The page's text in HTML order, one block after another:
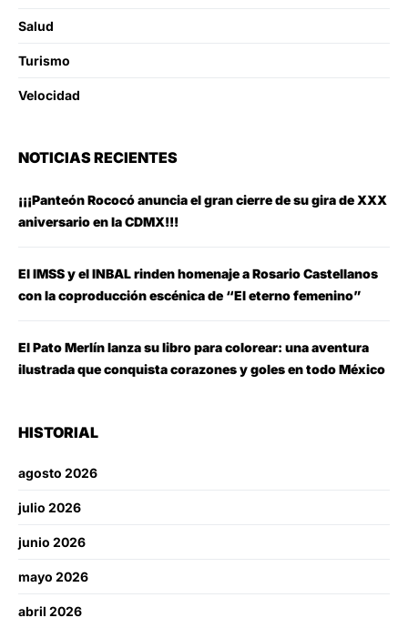
Salud
Turismo
Velocidad
NOTICIAS RECIENTES
¡¡¡Panteón Rococó anuncia el gran cierre de su gira de XXX
aniversario en la CDMX!!!
El IMSS y el INBAL rinden homenaje a Rosario Castellanos
con la coproducción escénica de “El eterno femenino”
El Pato Merlín lanza su libro para colorear: una aventura
ilustrada que conquista corazones y goles en todo México
HISTORIAL
agosto 2026
julio 2026
junio 2026
mayo 2026
abril 2026